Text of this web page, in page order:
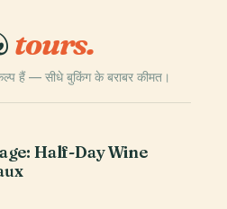
tours.
हैं — सीधे बुकिंग के बराबर कीमत।
Half-Day Wine